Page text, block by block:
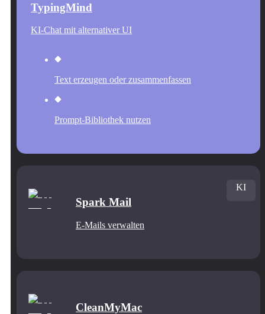
TypingMind
KI-Chat mit alternativer UI
Text erzeugen oder zusammenfassen
Prompt-Bibliothek nutzen
Spark Mail
E-Mails verwalten
KI
CleanMyMac